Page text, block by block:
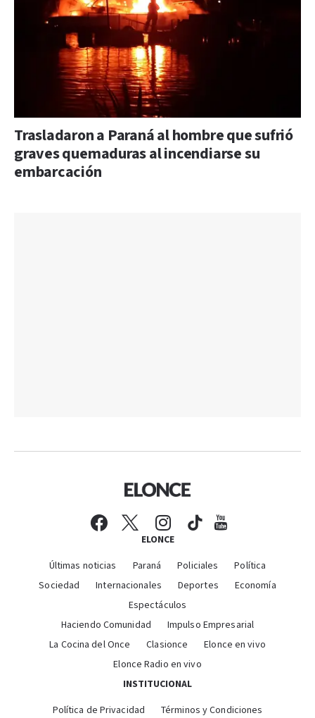
Trasladaron a Paraná al hombre que sufrió
graves quemaduras al incendiarse su
embarcación
ELONCE
Últimas noticias Paraná Policiales
Política
Sociedad
Internacionales Deportes
Economía
Espectáculos
Haciendo Comunidad
Impulso Empresarial
La Cocina del Once
Clasionce
Elonce en vivo
Elonce Radio en vivo
INSTITUCIONAL
Política de Privacidad Términos y Condiciones